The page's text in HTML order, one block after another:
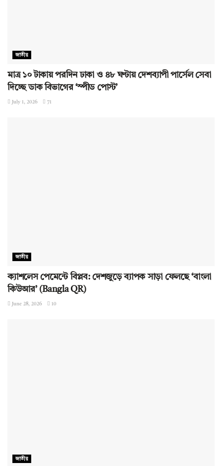
জাতীয়
মাত্র ১০ টাকায় পরদিন ঢাকা ও ৪৮ ঘণ্টায় দেশব্যাপী পার্সেল সেবা
দিচ্ছে ডাক বিভাগের ‘স্পীড পোস্ট’
July 1, 2026 71
জাতীয়
ক্যাশলেস পেমেন্টে বিপ্লব: দেশজুড়ে ব্যাপক সাড়া ফেলছে ‘বাংলা
কিউআর’ (Bangla QR)
June 28, 2026 10
জাতীয়